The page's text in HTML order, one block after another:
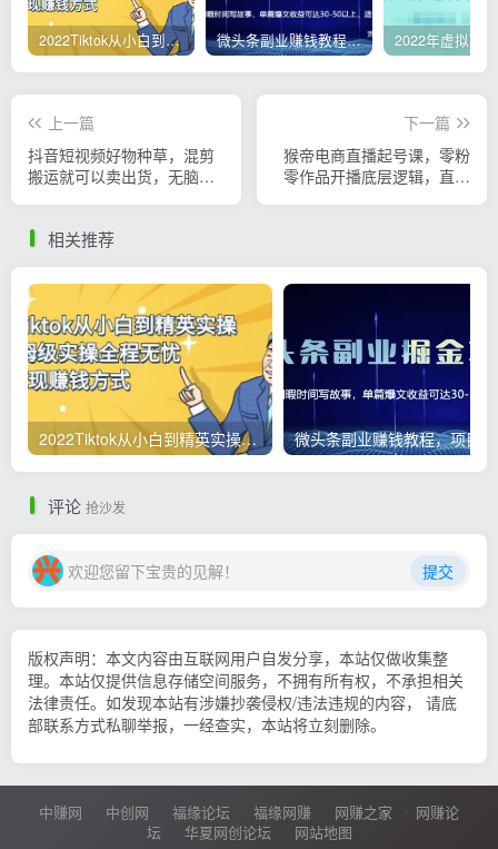
2022Tiktok从小白到精英实操，0-1保姆级实操全程无忧，多种变现赚钱方式 微头条副业赚钱教程，项目单号单天做到50-100+收益
上一篇
抖音短视频好物种草，混剪
搬运就可以卖出货，无脑操
下一篇
猴帝电商直播起号课，零粉
零作品开播底层逻辑，直播
相关推荐
2022Tiktok从小白到精英实操，0-1保姆级实操全程无忧，多种变现赚钱方式
评论 抢沙发
欢迎您留下宝贵的见解！ 提交
版权声明：本文内容由互联网用户自发分享，本站仅做收集整
理。本站仅提供信息存储空间服务，不拥有所有权，不承担相关
法律责任。如发现本站有涉嫌抄袭侵权/违法违规的内容， 请底
部联系方式私聊举报，一经查实，本站将立刻删除。
中赚网 中创网 福缘论坛 福缘网赚 网赚之家
网赚论
坛
华夏网创论坛 网站地图